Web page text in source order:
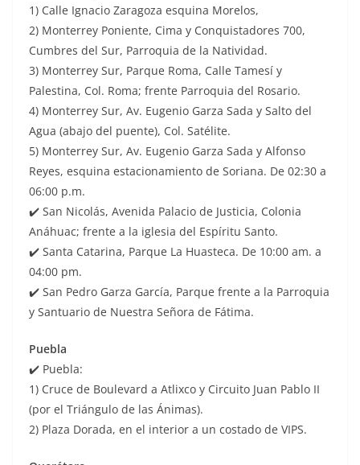
1) Calle Ignacio Zaragoza esquina Morelos,
2) Monterrey Poniente, Cima y Conquistadores 700,
Cumbres del Sur, Parroquia de la Natividad.
3) Monterrey Sur, Parque Roma, Calle Tamesí y
Palestina, Col. Roma; frente Parroquia del Rosario.
4) Monterrey Sur, Av. Eugenio Garza Sada y Salto del
Agua (abajo del puente), Col. Satélite.
5) Monterrey Sur, Av. Eugenio Garza Sada y Alfonso
Reyes, esquina estacionamiento de Soriana. De 02:30 a
06:00 p.m.
✔️ San Nicolás, Avenida Palacio de Justicia, Colonia
Anáhuac; frente a la iglesia del Espíritu Santo.
✔️ Santa Catarina, Parque La Huasteca. De 10:00 am. a
04:00 pm.
✔️ San Pedro Garza García, Parque frente a la Parroquia
y Santuario de Nuestra Señora de Fátima.
Puebla
✔️ Puebla:
1) Cruce de Boulevard a Atlixco y Circuito Juan Pablo II
(por el Triángulo de las Ánimas).
2) Plaza Dorada, en el interior a un costado de VIPS.